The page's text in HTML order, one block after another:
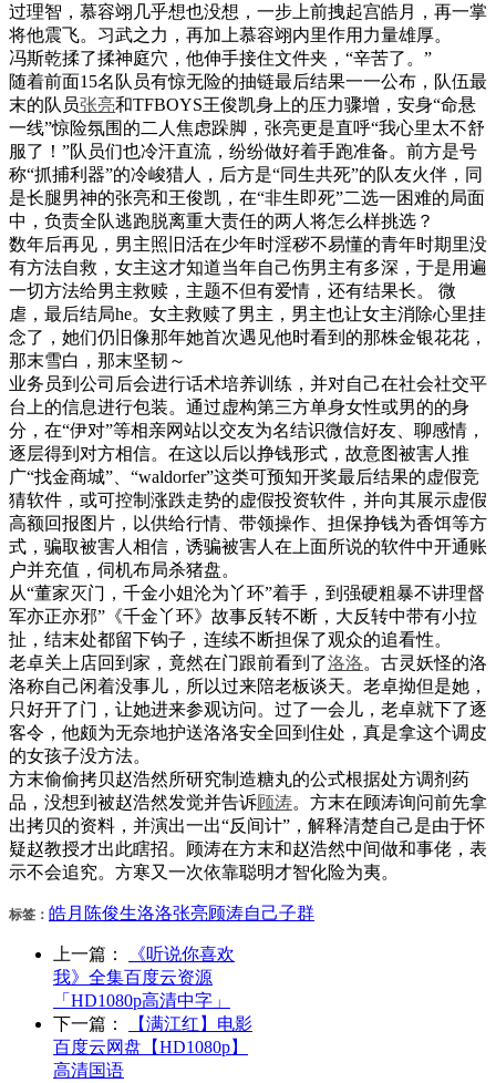
过理智，慕容翊几乎想也没想，一步上前拽起宫皓月，再一掌
将他震飞。习武之力，再加上慕容翊内里作用力量雄厚。
冯斯乾揉了揉神庭穴，他伸手接住文件夹，“辛苦了。”
随着前面15名队员有惊无险的抽链最后结果一一公布，队伍最
末的队员张亮和TFBOYS王俊凯身上的压力骤增，安身“命悬
一线”惊险氛围的二人焦虑跺脚，张亮更是直呼“我心里太不舒
服了！”队员们也冷汗直流，纷纷做好着手跑准备。前方是号
称“抓捕利器”的冷峻猎人，后方是“同生共死”的队友火伴，同
是长腿男神的张亮和王俊凯，在“非生即死”二选一困难的局面
中，负责全队逃跑脱离重大责任的两人将怎么样挑选？
数年后再见，男主照旧活在少年时淫秽不易懂的青年时期里没
有方法自救，女主这才知道当年自己伤男主有多深，于是用遍
一切方法给男主救赎，主题不但有爱情，还有结果长。 微
虐，最后结局he。女主救赎了男主，男主也让女主消除心里挂
念了，她们仍旧像那年她首次遇见他时看到的那株金银花花，
那末雪白，那末坚韧～
业务员到公司后会进行话术培养训练，并对自己在社会社交平
台上的信息进行包装。通过虚构第三方单身女性或男的的身
分，在“伊对”等相亲网站以交友为名结识微信好友、聊感情，
逐层得到对方相信。在这以后以挣钱形式，故意图被害人推
广“找金商城”、“waldorfer”这类可预知开奖最后结果的虚假竞
猜软件，或可控制涨跌走势的虚假投资软件，并向其展示虚假
高额回报图片，以供给行情、带领操作、担保挣钱为香饵等方
式，骗取被害人相信，诱骗被害人在上面所说的软件中开通账
户并充值，伺机布局杀猪盘。
从“董家灭门，千金小姐沦为丫环”着手，到强硬粗暴不讲理督
军亦正亦邪”《千金丫环》故事反转不断，大反转中带有小拉
扯，结末处都留下钩子，连续不断担保了观众的追看性。
老卓关上店回到家，竟然在门跟前看到了洛洛。古灵妖怪的洛
洛称自己闲着没事儿，所以过来陪老板谈天。老卓拗但是她，
只好开了门，让她进来参观访问。过了一会儿，老卓就下了逐
客令，他颇为无奈地护送洛洛安全回到住处，真是拿这个调皮
的女孩子没方法。
方末偷偷拷贝赵浩然所研究制造糖丸的公式根据处方调剂药
品，没想到被赵浩然发觉并告诉顾涛。方末在顾涛询问前先拿
出拷贝的资料，并演出一出“反间计”，解释清楚自己是由于怀
疑赵教授才出此瞎招。顾涛在方末和赵浩然中间做和事佬，表
示不会追究。方寒又一次依靠聪明才智化险为夷。
标签： 皓月 陈俊生洛洛张亮顾涛自己子群
上一篇：
《听说你喜欢
我》全集百度云资源
「HD1080p高清中字」
下一篇：
【满江红】电影
百度云网盘【HD1080p】
高清国语